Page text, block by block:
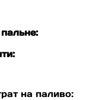
на паливо: